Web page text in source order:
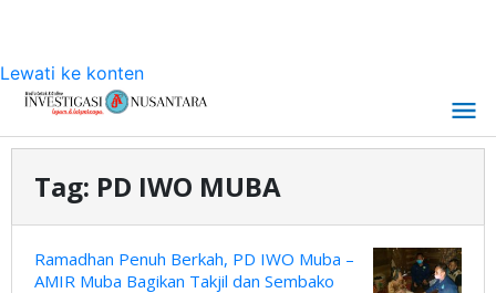
Lewati ke konten
Tag: PD IWO MUBA
Ramadhan Penuh Berkah, PD IWO Muba –
AMIR Muba Bagikan Takjil dan Sembako